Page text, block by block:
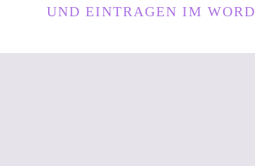
UND EINTRAGEN IM WORD